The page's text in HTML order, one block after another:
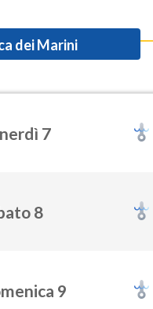
dei Marini
7
8
9